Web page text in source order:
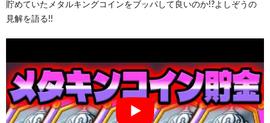
貯めていたメタルキングコインをブッパして良いのか!?よしぞうの
見解を語る!!